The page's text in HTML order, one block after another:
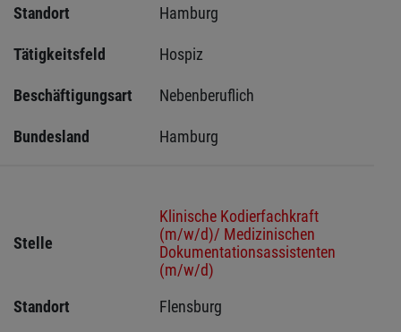
Standort
Hamburg
Tätigkeitsfeld Hospiz
Beschäftigungsart Nebenberuflich
Bundesland Hamburg
Stelle
Klinische Kodierfachkraft
(m/w/d)/ Medizinischen
Dokumentationsassistenten
(m/w/d)
Standort
Flensburg